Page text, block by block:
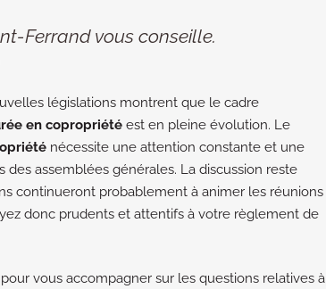
Ferrand vous conseille.
législations montrent que le cadre
en copropriété est en pleine évolution. Le
nécessite une attention constante et une
des assemblées générales. La discussion reste
continueront probablement à animer les réunions
donc prudents et attentifs à votre règlement de
vous accompagner sur les questions relatives à